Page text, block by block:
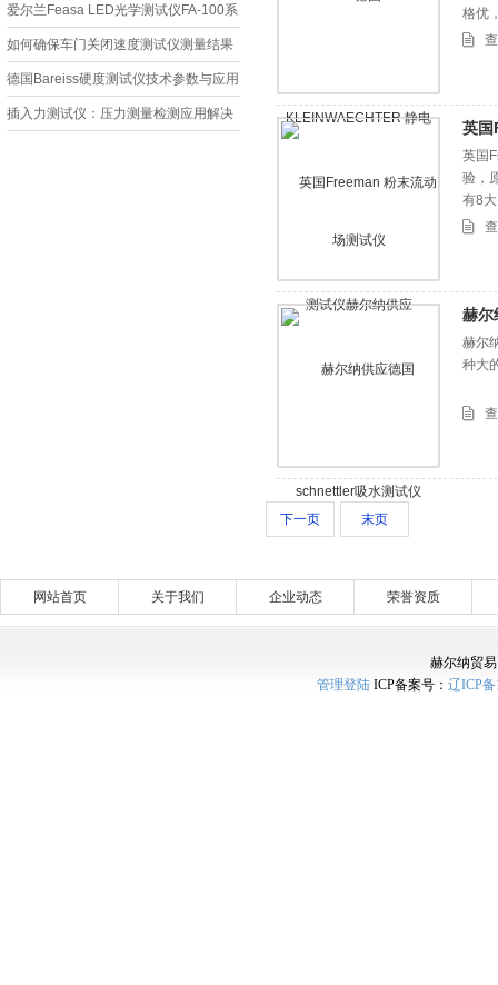
点与用途
爱尔兰Feasa LED光学测试仪FA-100系
列
如何确保车门关闭速度测试仪测量结果
的准确性和可靠性？
德国Bareiss硬度测试仪技术参数与应用
插入力测试仪：压力测量检测应用解决
格优
英国
英国
验，
有8
赫尔
赫尔
种大
下一页 末页
网站首页 关于我们 企业动态 荣誉资质
赫尔纳贸
管理登陆ICP备案号： 辽ICP备